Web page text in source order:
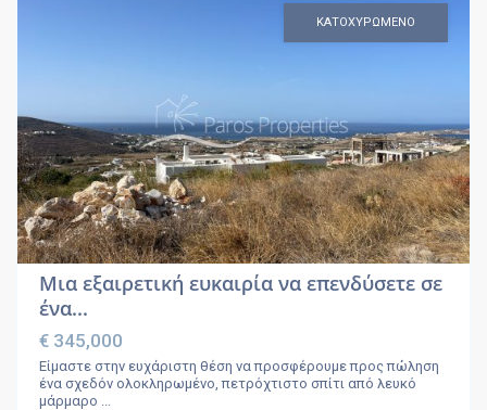
ΚΑΤΟΧΥΡΩΜΕΝΟ
Μια εξαιρετική ευκαιρία να επενδύσετε σε
ένα...
€ 345,000
Είμαστε στην ευχάριστη θέση να προσφέρουμε προς πώληση
ένα σχεδόν ολοκληρωμένο, πετρόχτιστο σπίτι από λευκό
μάρμαρο